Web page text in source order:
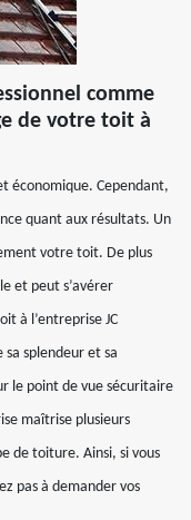
comme
de votre toit à
économique. Cependant,
quant aux résultats. Un
votre toit. De plus
et peut s’avérer
à l’entreprise JC
splendeur et sa
le point de vue sécuritaire
maîtrise plusieurs
de toiture. Ainsi, si vous
pas à demander vos